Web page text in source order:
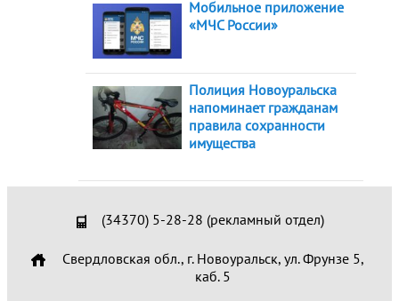
Мобильное приложение
«МЧС России»
Полиция Новоуральска
напоминает гражданам
правила сохранности
имущества
(34370) 5-28-28 (рекламный отдел)
Свердловская обл., г. Новоуральск, ул. Фрунзе 5,
каб. 5